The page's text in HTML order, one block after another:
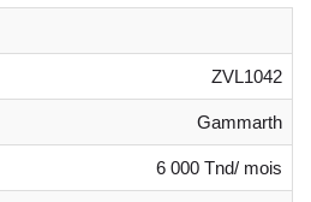
ZVL1042
Gammarth
6 000 Tnd/ mois